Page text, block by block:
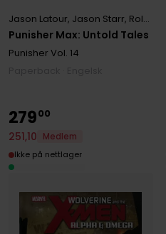
Punisher Max: Untold Tales
Jason Latour, Jason Starr, Roland Boschi
Punisher Vol. 14
27900
251,10
Medlem
Ikke på nettlager